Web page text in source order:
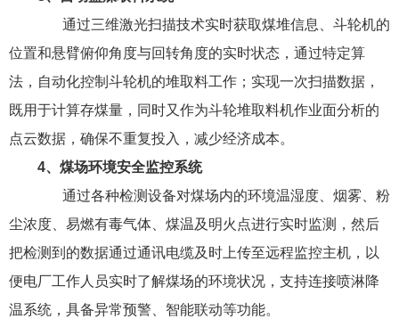
通过三维激光扫描技术实时获取煤堆信息、斗轮机的
位置和悬臂俯仰角度与回转角度的实时状态，通过特定算
法，自动化控制斗轮机的堆取料工作；实现一次扫描数据，
既用于计算存煤量，同时又作为斗轮堆取料机作业面分析的
点云数据，确保不重复投入，减少经济成本。
4、 煤场环境安全监控系统
通过各种检测设备对煤场内的环境温湿度、烟雾、粉
尘浓度、易燃有毒气体、煤温及明火点进行实时监测，然后
把检测到的数据通过通讯电缆及时上传至远程监控主机，以
便电厂工作人员实时了解煤场的环境状况，支持连接喷淋降
温系统，具备异常预警、智能联动等功能。